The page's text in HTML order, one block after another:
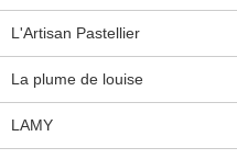
L'Artisan Pastellier
La plume de louise
LAMY